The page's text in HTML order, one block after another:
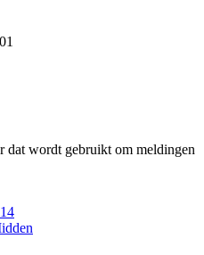
dat wordt gebruikt om meldingen